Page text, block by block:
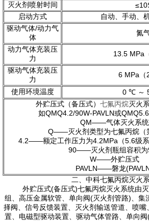
灭火剂喷射时间
启动方式
自动、手动、
驱动气体/动力气
体
氮
动力气体充装压
力
13.5 MPa
驱动气体充装压
力
6 MPa（
使用环境温度
0 ℃ ～
外贮压式（备压式） 七氟丙烷灭火
如QMQ4.2/90W-PAVLN或
QM——气体灭火系统
Q——灭火剂类型为七氟丙烷（
4.2——额定工作压力为4.2MPa（5.6级系
90——灭火剂瓶组容积为
W——外贮压式
PAVLN——磐龙
二、中科七氟丙烷灭火
外贮压式(备压式)七氟丙烷灭火系统由灭
组、高压金属软管、单向阀(灭火剂管路)、集
择阀、信号反馈装置、灭火剂输送管道、喷
置、电磁型驱动装置、驱动气体管路、单向阀